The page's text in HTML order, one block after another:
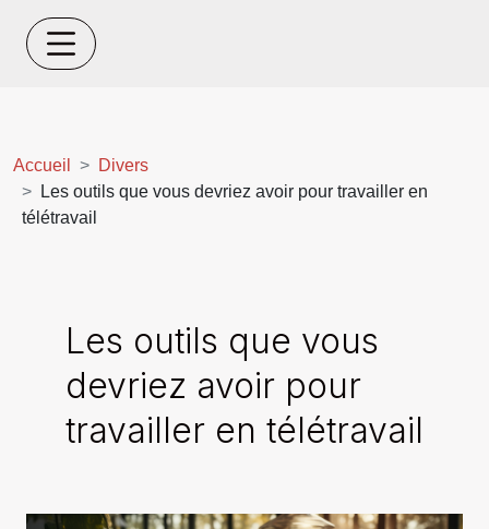
Accueil
Divers
Les outils que vous devriez avoir pour travailler en
télétravail
Les outils que vous
devriez avoir pour
travailler en télétravail